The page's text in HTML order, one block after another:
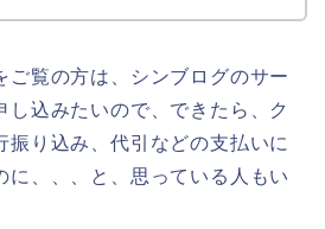
ご覧の方は、シンブログのサー
し込みたいので、できたら、ク
振り込み、代引などの支払いに
に、、、と、思っている人もい